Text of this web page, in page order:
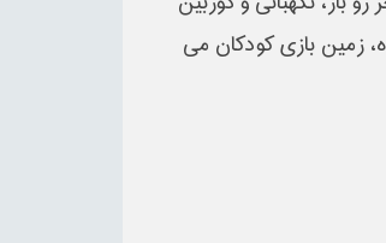
زمین بازی کودکان می